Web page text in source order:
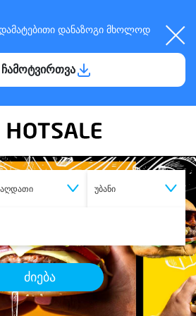
დანაზოგი მხოლოდ
ჩამოტვირთვა
უბანი
ძიება
მომსახურება